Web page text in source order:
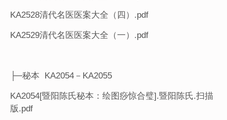
KA2528清代名医医案大全（四）.pdf
KA2529清代名医医案大全（一）.pdf
├─秘本 KA2054－KA2055
KA2054[暨阳陈氏秘本：绘图痧惊合璧].暨阳陈氏.扫描
版.pdf